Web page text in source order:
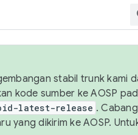
stabil trunk kami
kode sumber ke AOSP
latest-release .
yang dikirim ke AOSP.